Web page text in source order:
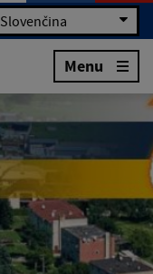
Slovenčina
Menu